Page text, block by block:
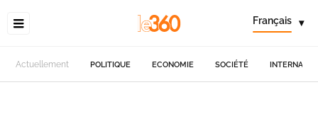
Français ▾
Actuellement POLITIQUE ECONOMIE SOCIÉTÉ